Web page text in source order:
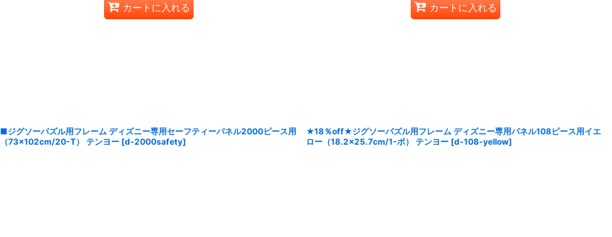
カートに入れる カートに入れる
■ジグソーパズル用フレーム ディズニー専用セーフティーパネル2000ピース用
（73×102cm/20-T） テンヨー [d-2000safety]
★18％off★ジグソーパズル用フレーム ディズニー専用パネル108ピース用イエ
ロー（18.2×25.7cm/1-ボ） テンヨー [d-108-yellow]